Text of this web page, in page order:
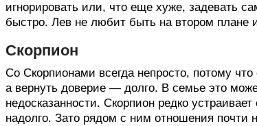
игнорировать или, что еще хуже, задевать
быстро. Лев не любит быть на втором плане
Скорпион
Со Скорпионами всегда непросто, потому
а вернуть доверие — долго. В семье это
недосказанности. Скорпион редко
надолго. Зато рядом с ним отношения почти